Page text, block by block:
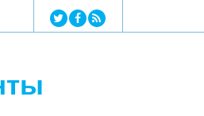
Jump to navigation